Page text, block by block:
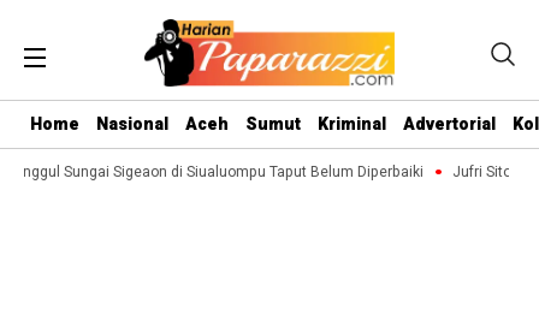
Home Nasional Aceh Sumut Kriminal Advertorial
Sungai Sigeaon di Siualuompu Taput Belum Diperbaiki Jufri Sitompul